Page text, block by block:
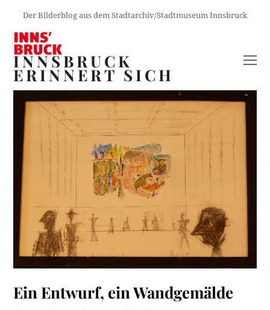
Der Bilderblog aus dem Stadtarchiv/Stadtmuseum Innsbruck
INNSBRUCK
ERINNERT SICH
Ein Entwurf, ein Wandgemälde